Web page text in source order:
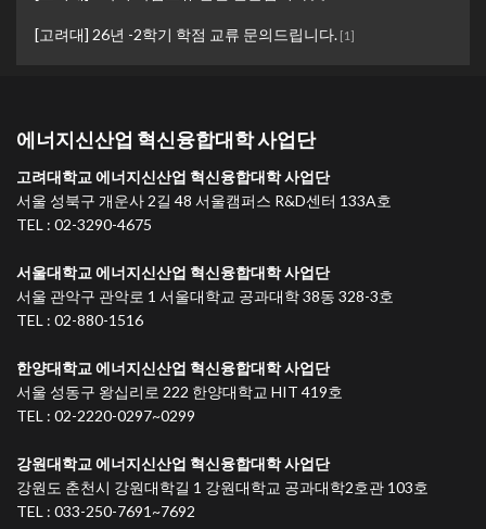
[고려대] 26년 -2학기 학점 교류 문의드립니다. [1]
에너지신산업 혁신융합대학 사업단
고려대학교 에너지신산업 혁신융합대학 사업단
서울 성북구 개운사 2길 48 서울캠퍼스 R&D센터 133A호
TEL : 02-3290-4675
서울대학교 에너지신산업 혁신융합대학 사업단
서울 관악구 관악로 1 서울대학교 공과대학 38동 328-3호
TEL : 02-880-1516
한양대학교 에너지신산업 혁신융합대학 사업단
서울 성동구 왕십리로 222 한양대학교 HIT 419호
TEL : 02-2220-0297~0299
강원대학교 에너지신산업 혁신융합대학 사업단
강원도 춘천시 강원대학길 1 강원대학교 공과대학2호관 103호
TEL : 033-250-7691~7692